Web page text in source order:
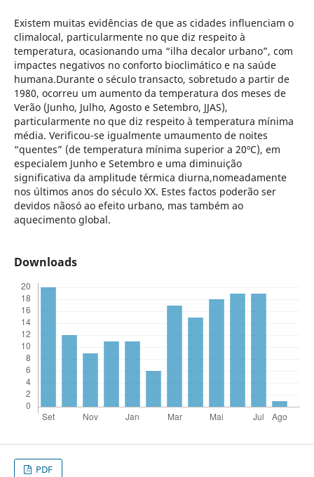
Existem muitas evidências de que as cidades influenciam o
climalocal, particularmente no que diz respeito à
temperatura, ocasionando uma “ilha decalor urbano”, com
impactes negativos no conforto bioclimático e na saúde
humana.Durante o século transacto, sobretudo a partir de
1980, ocorreu um aumento da temperatura dos meses de
Verão (Junho, Julho, Agosto e Setembro, JJAS),
particularmente no que diz respeito à temperatura mínima
média. Verificou-se igualmente umaumento de noites
“quentes” (de temperatura mínima superior a 20ºC), em
especialem Junho e Setembro e uma diminuição
significativa da amplitude térmica diurna,nomeadamente
nos últimos anos do século XX. Estes factos poderão ser
devidos nãosó ao efeito urbano, mas também ao
aquecimento global.
Downloads
PDF